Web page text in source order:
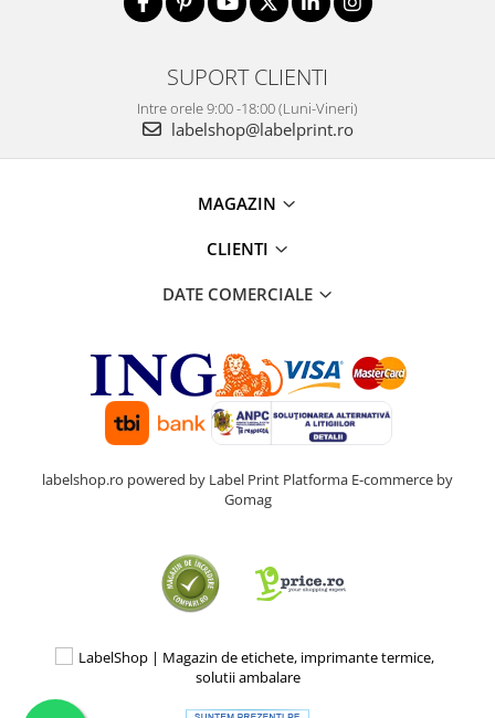
SUPORT CLIENTI
Intre orele 9:00 -18:00 (Luni-Vineri)
labelshop@labelprint.ro
MAGAZIN
CLIENTI
DATE COMERCIALE
labelshop.ro powered by Label Print Platforma E-commerce by
Gomag